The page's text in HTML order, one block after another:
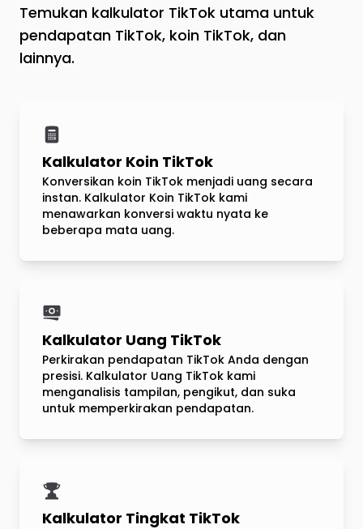
Temukan kalkulator TikTok utama untuk
pendapatan TikTok, koin TikTok, dan
lainnya.
Kalkulator Koin TikTok
Konversikan koin TikTok menjadi uang secara
instan. Kalkulator Koin TikTok kami
menawarkan konversi waktu nyata ke
beberapa mata uang.
Kalkulator Uang TikTok
Perkirakan pendapatan TikTok Anda dengan
presisi. Kalkulator Uang TikTok kami
menganalisis tampilan, pengikut, dan suka
untuk memperkirakan pendapatan.
Kalkulator Tingkat TikTok